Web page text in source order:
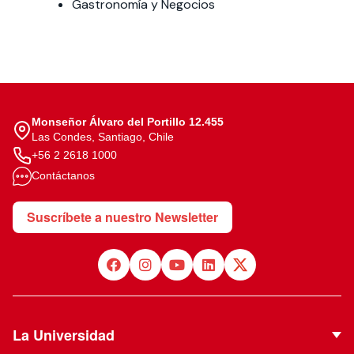
Gastronomía y Negocios
Monseñor Álvaro del Portillo 12.455
Las Condes, Santiago, Chile
+56 2 2618 1000
Contáctanos
Suscríbete a nuestro Newsletter
La Universidad